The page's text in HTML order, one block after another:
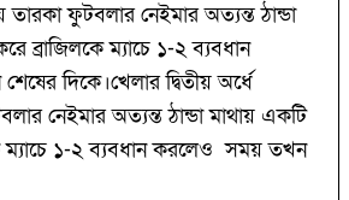
তারকা ফুটবলার নেইমার অত্যন্ত ঠান্ডা
ব্রাজিলকে ম্যাচে ১-২ ব্যবধান
দিকে।খেলার দ্বিতীয় অর্ধে
নেইমার অত্যন্ত ঠান্ডা মাথায় একটি
ম্যাচে ১-২ ব্যবধান করলেও সময় তখন